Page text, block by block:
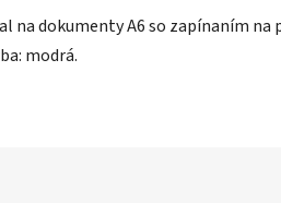
na dokumenty A6 so zapínaním
modrá.